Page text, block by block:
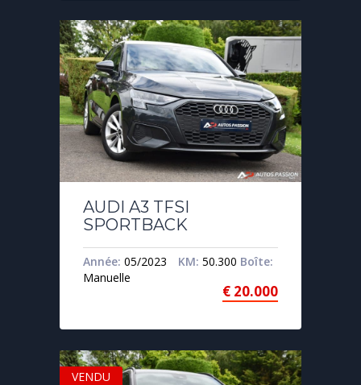
AUDI A3 TFSI
SPORTBACK
Année: 05/2023 KM: 50.300 Boîte:
Manuelle
€ 20.000
VENDU